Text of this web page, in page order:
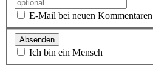
E-Mail bei neuen Kommentaren
Ich bin ein Mensch